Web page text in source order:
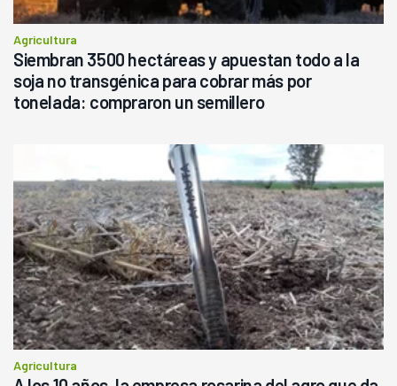
Agricultura
Siembran 3500 hectáreas y apuestan todo a la
soja no transgénica para cobrar más por
tonelada: compraron un semillero
Agricultura